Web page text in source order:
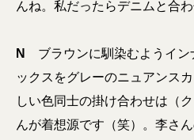
んね。私だったらデニムと合わ
N
ブラウンに馴染むようイン
ックスをグレーのニュアンス
しい色同士の掛け合わせは（
んが着想源です（笑）
。李さ